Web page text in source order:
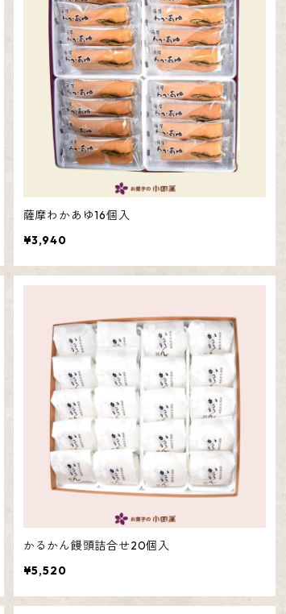
薩摩わかあゆ16個入
¥3,940
かるかん饅頭詰合せ20個入
¥5,520